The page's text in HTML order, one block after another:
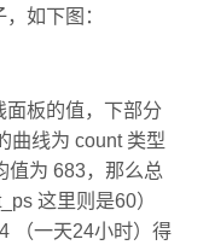
如下图：
面板的值，下部分
曲线为 count 类型
值为 683，那么总
这里则是60）
（一天24小时）得